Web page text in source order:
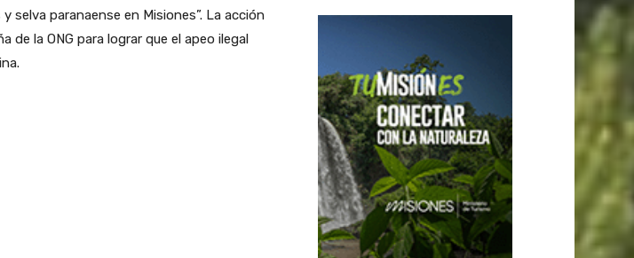
selva paranaense en Misiones”. La acción
de la ONG para lograr que el apeo ilegal